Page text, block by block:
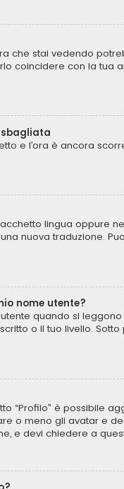
che stai vedendo
coincidere con la tua
sbagliata
e l’ora è ancora
lingua oppure
nuova traduzione.
nome utente?
quando si
o il tuo livello.
“Profilo” è possibile
o meno gli avatar e
e devi chiedere a